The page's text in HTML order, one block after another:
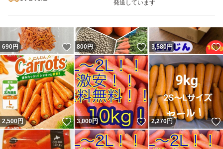
発送しています
690円 いいね！
800円 いいね！
3,580円
2,500円 いいね！
3,000円 いいね！
2,270円